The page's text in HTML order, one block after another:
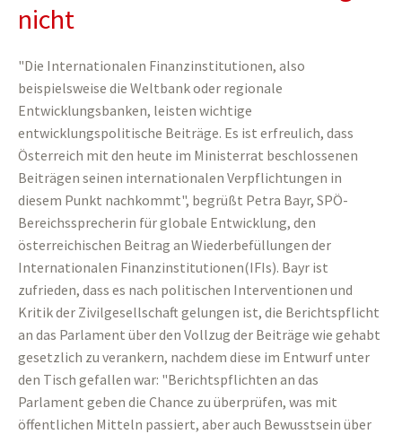
nicht
"Die Internationalen Finanzinstitutionen, also
beispielsweise die Weltbank oder regionale
Entwicklungsbanken, leisten wichtige
entwicklungspolitische Beiträge. Es ist erfreulich, dass
Österreich mit den heute im Ministerrat beschlossenen
Beiträgen seinen internationalen Verpflichtungen in
diesem Punkt nachkommt", begrüßt Petra Bayr, SPÖ-
Bereichssprecherin für globale Entwicklung, den
österreichischen Beitrag an Wiederbefüllungen der
Internationalen Finanzinstitutionen(IFIs). Bayr ist
zufrieden, dass es nach politischen Interventionen und
Kritik der Zivilgesellschaft gelungen ist, die Berichtspflicht
an das Parlament über den Vollzug der Beiträge wie gehabt
gesetzlich zu verankern, nachdem diese im Entwurf unter
den Tisch gefallen war: "Berichtspflichten an das
Parlament geben die Chance zu überprüfen, was mit
öffentlichen Mitteln passiert, aber auch Bewusstsein über